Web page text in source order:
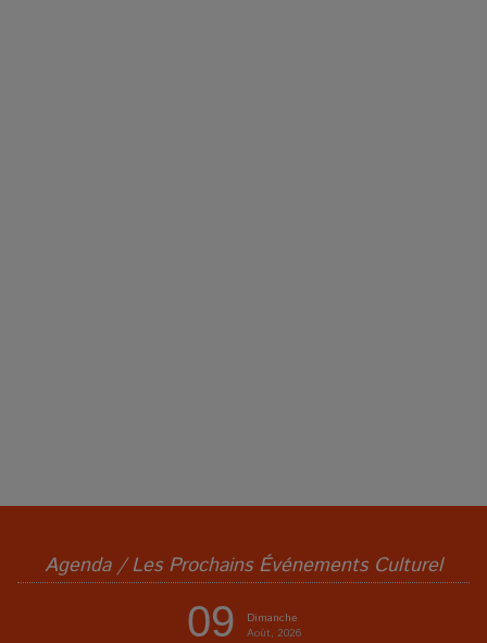
Agenda / Les Prochains Événements Culturel
09
Dimanche
Août, 2026